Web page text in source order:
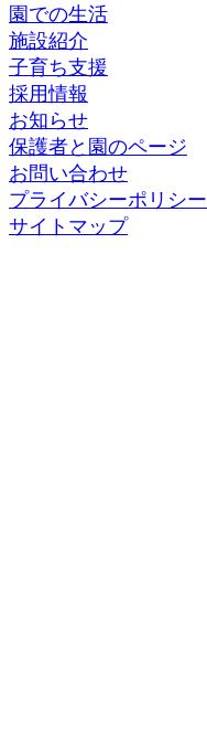
園での生活
施設紹介
子育ち支援
採用情報
お知らせ
保護者と園のページ
お問い合わせ
プライバシーポリシー
サイトマップ